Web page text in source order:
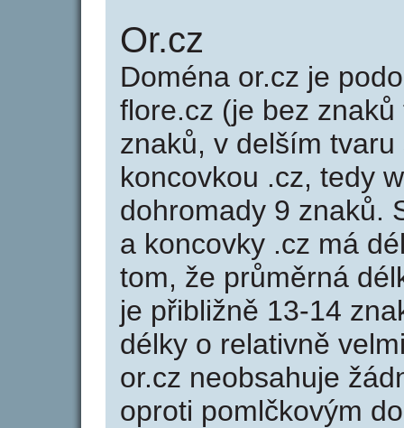
Or.cz
Doména or.cz je
flore.cz (je bez
znaků, v delším
koncovkou .cz, tedy
dohromady 9 znaků.
a koncovky .cz má
tom, že průměrná
je přibližně 13-14
délky o relativně
or.cz neobsahuje
oproti pomlčkovým